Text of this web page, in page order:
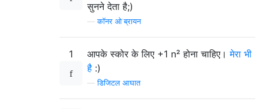
सुनने देता है;)
—कॉनर ओ'ब्रायन
1 आपके स्कोर के लिए +1 n² होना चाहिए।मेरा भी
है :)
—डिजिटल आघात